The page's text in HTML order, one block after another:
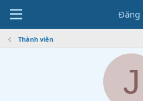
Đăng
Thành viên
J